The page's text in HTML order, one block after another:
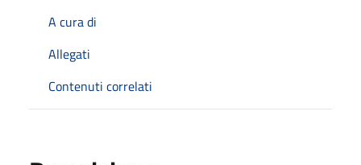
A cura di
Allegati
Contenuti correlati